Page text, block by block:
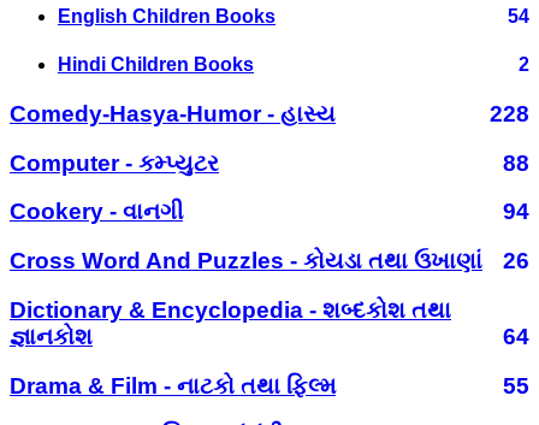
English Children Books 54
Hindi Children Books 2
Comedy-Hasya-Humor - હાસ્ય
228
Computer - કમ્પ્યુટર
88
Cookery - વાનગી
94
Cross Word And Puzzles - કોયડા તથા ઉખાણાં
26
Dictionary & Encyclopedia - શબ્દકોશ તથા
જ્ઞાનકોશ
64
Drama & Film - નાટકો તથા ફિલ્મ
55